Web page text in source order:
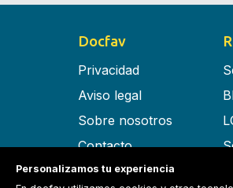
Docfav
Privacidad
Aviso legal
Sobre nosotros
Contacto
Términos y condiciones
Personalizamos tu experiencia